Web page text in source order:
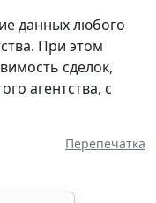
данных любого
При этом
сделок,
агентства, с
Перепечатка